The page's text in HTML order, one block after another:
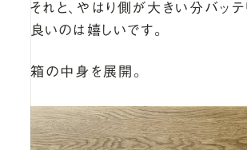
それと、やはり側が大きい分バッ
良いのは嬉しいです。
箱の中身を展開。